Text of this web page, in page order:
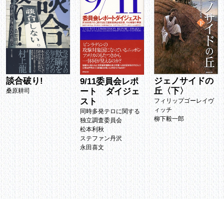
9/11委員会レポ
ート ダイジェ
スト
同時多発テロに関する
独立調査委員会
ステファン丹沢
ジェノサイドの
丘〈下〉
フィリップゴーレイヴ
ィッチ
柳下毅一郎
いばり
研究と
斎藤茂太